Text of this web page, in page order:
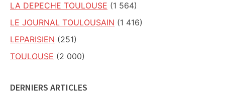
LA DEPECHE TOULOUSE (1 564)
LE JOURNAL TOULOUSAIN (1 416)
LEPARISIEN (251)
TOULOUSE (2 000)
DERNIERS ARTICLES